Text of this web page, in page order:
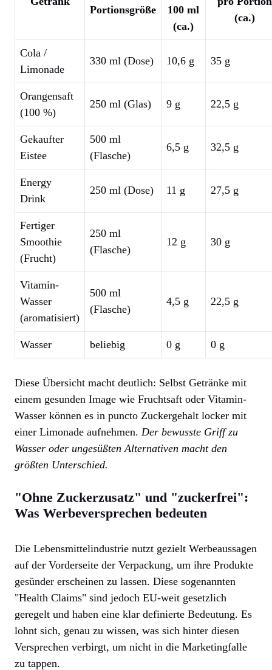
Portionsgröße
100 ml
(ca.)
(ca.)
Cola /
Limonade
330 ml (Dose) 10,6 g 35 g
Orangensaft
(100 %)
250 ml (Glas) 9 g 22,5 g
Gekaufter
Eistee
500 ml
(Flasche)
6,5 g 32,5 g
Energy
Drink
250 ml (Dose) 11 g 27,5 g
Fertiger
Smoothie
(Frucht)
250 ml
(Flasche)
12 g 30 g
Vitamin-
Wasser
(aromatisiert)
500 ml
(Flasche)
4,5 g 22,5 g
Wasser beliebig 0 g 0 g
Diese Übersicht macht deutlich: Selbst Getränke mit
einem gesunden Image wie Fruchtsaft oder Vitamin-
Wasser können es in puncto Zuckergehalt locker mit
einer Limonade aufnehmen. Der bewusste Griff zu
Wasser oder ungesüßten Alternativen macht den
größten Unterschied.
"Ohne Zuckerzusatz" und "zuckerfrei":
Was Werbeversprechen bedeuten
Die Lebensmittelindustrie nutzt gezielt Werbeaussagen
auf der Vorderseite der Verpackung, um ihre Produkte
gesünder erscheinen zu lassen. Diese sogenannten
"Health Claims" sind jedoch EU-weit gesetzlich
geregelt und haben eine klar definierte Bedeutung. Es
lohnt sich, genau zu wissen, was sich hinter diesen
Versprechen verbirgt, um nicht in die Marketingfalle
zu tappen.